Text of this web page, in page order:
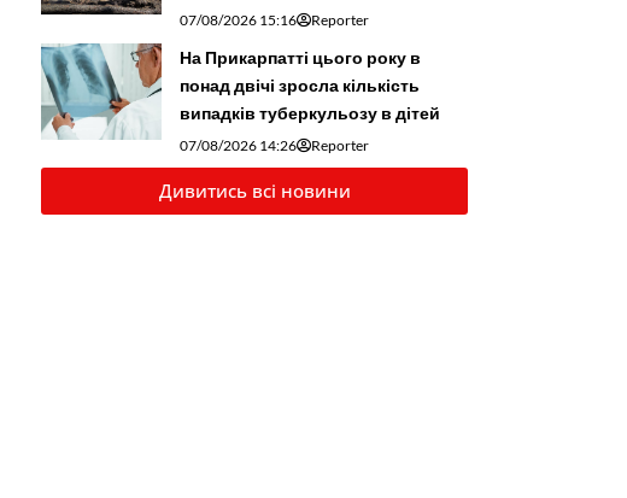
07/08/2026 15:16 Reporter
На Прикарпатті цього року в
понад двічі зросла кількість
випадків туберкульозу в дітей
07/08/2026 14:26 Reporter
Дивитись всі новини